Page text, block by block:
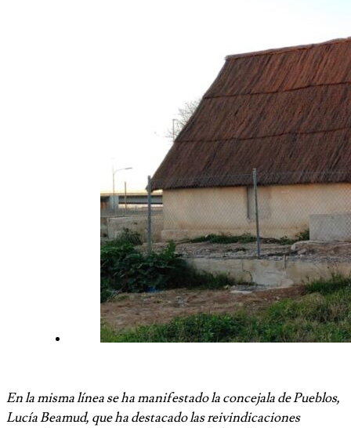
En la misma línea se ha manifestado la concejala de Pueblos,
Lucía Beamud, que ha destacado las reivindicaciones